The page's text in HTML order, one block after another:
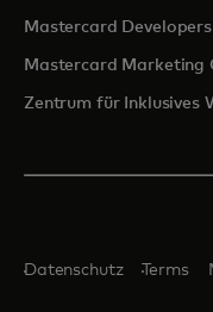
Mastercard Developers
Mastercard Marketing
Zentrum für Inklusives
Datenschutz Terms